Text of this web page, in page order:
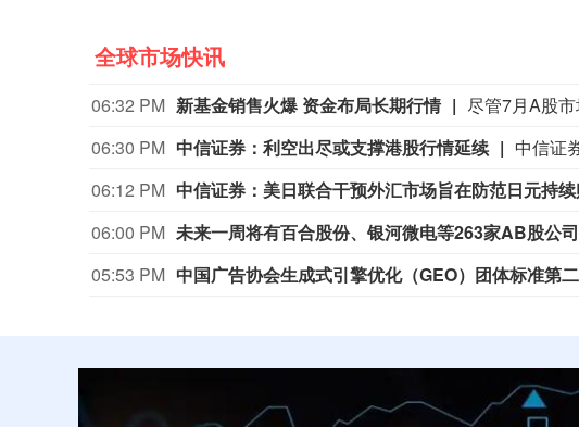
全球市场快讯
06:32 PM 新基金销售火爆 资金布局长期行情
06:30 PM 中信证券：利空出尽或支撑港股行情延续
06:12 PM 中信证券：美日联合干预外汇市场旨在防范日元持
06:00 PM 未来一周将有百合股份、银河微电等263家AB股公司
05:53 PM 中国广告协会生成式引擎优化（GEO）团体标准第